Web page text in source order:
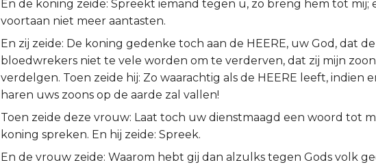
En de koning zeide: Spreekt iemand tegen u, zo breng hem tot mij;
voortaan niet meer aantasten.
En zij zeide: De koning gedenke toch aan de HEERE, uw God, dat de
bloedwrekers niet te vele worden om te verderven, dat zij mijn
verdelgen. Toen zeide hij: Zo waarachtig als de HEERE leeft, indien
haren uws zoons op de aarde zal vallen!
Toen zeide deze vrouw: Laat toch uw dienstmaagd een woord tot
koning spreken. En hij zeide: Spreek.
En de vrouw zeide: Waarom hebt gij dan alzulks tegen Gods volk